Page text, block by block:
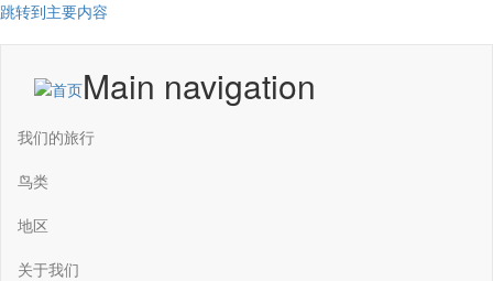
跳转到主要内容
Main navigation
我们的旅行
鸟类
地区
关于我们